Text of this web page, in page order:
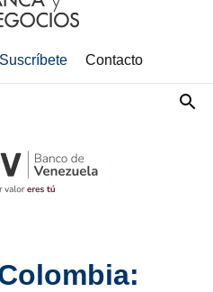
Suscríbete Contacto